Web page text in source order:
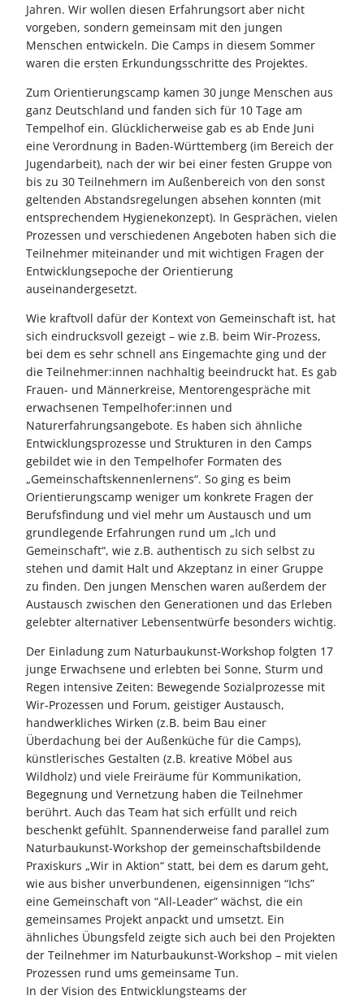
Jahren. Wir wollen diesen Erfahrungsort aber nicht
vorgeben, sondern gemeinsam mit den jungen
Menschen entwickeln. Die Camps in diesem Sommer
waren die ersten Erkundungsschritte des Projektes.
Zum Orientierungscamp kamen 30 junge Menschen aus
ganz Deutschland und fanden sich für 10 Tage am
Tempelhof ein. Glücklicherweise gab es ab Ende Juni
eine Verordnung in Baden-Württemberg (im Bereich der
Jugendarbeit), nach der wir bei einer festen Gruppe von
bis zu 30 Teilnehmern im Außenbereich von den sonst
geltenden Abstandsregelungen absehen konnten (mit
entsprechendem Hygienekonzept). In Gesprächen, vielen
Prozessen und verschiedenen Angeboten haben sich die
Teilnehmer miteinander und mit wichtigen Fragen der
Entwicklungsepoche der Orientierung
auseinandergesetzt.
Wie kraftvoll dafür der Kontext von Gemeinschaft ist, hat
sich eindrucksvoll gezeigt – wie z.B. beim Wir-Prozess,
bei dem es sehr schnell ans Eingemachte ging und der
die Teilnehmer:innen nachhaltig beeindruckt hat. Es gab
Frauen- und Männerkreise, Mentorengespräche mit
erwachsenen Tempelhofer:innen und
Naturerfahrungsangebote. Es haben sich ähnliche
Entwicklungsprozesse und Strukturen in den Camps
gebildet wie in den Tempelhofer Formaten des
„Gemeinschaftskennenlernens“. So ging es beim
Orientierungscamp weniger um konkrete Fragen der
Berufsfindung und viel mehr um Austausch und um
grundlegende Erfahrungen rund um „Ich und
Gemeinschaft“, wie z.B. authentisch zu sich selbst zu
stehen und damit Halt und Akzeptanz in einer Gruppe
zu finden. Den jungen Menschen waren außerdem der
Austausch zwischen den Generationen und das Erleben
gelebter alternativer Lebensentwürfe besonders wichtig.
Der Einladung zum Naturbaukunst-Workshop folgten 17
junge Erwachsene und erlebten bei Sonne, Sturm und
Regen intensive Zeiten: Bewegende Sozialprozesse mit
Wir-Prozessen und Forum, geistiger Austausch,
handwerkliches Wirken (z.B. beim Bau einer
Überdachung bei der Außenküche für die Camps),
künstlerisches Gestalten (z.B. kreative Möbel aus
Wildholz) und viele Freiräume für Kommunikation,
Begegnung und Vernetzung haben die Teilnehmer
berührt. Auch das Team hat sich erfüllt und reich
beschenkt gefühlt. Spannenderweise fand parallel zum
Naturbaukunst-Workshop der gemeinschaftsbildende
Praxiskurs „Wir in Aktion“ statt, bei dem es darum geht,
wie aus bisher unverbundenen, eigensinnigen “Ichs”
eine Gemeinschaft von “All-Leader” wächst, die ein
gemeinsames Projekt anpackt und umsetzt. Ein
ähnliches Übungsfeld zeigte sich auch bei den Projekten
der Teilnehmer im Naturbaukunst-Workshop – mit vielen
Prozessen rund ums gemeinsame Tun.
In der Vision des Entwicklungsteams der